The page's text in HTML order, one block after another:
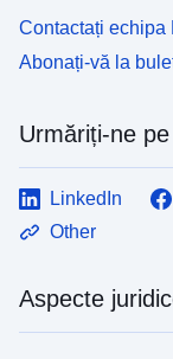
Contactați echipa
Abonați-vă la
Urmăriți-ne pe
LinkedIn
Other
Aspecte